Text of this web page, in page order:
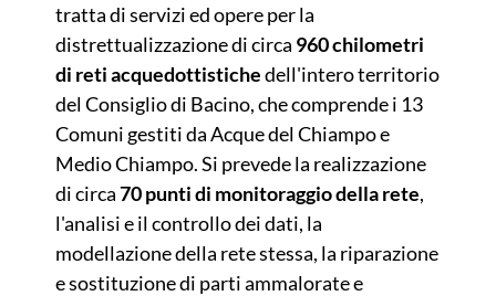
tratta di servizi ed opere per la
distrettualizzazione di circa 960 chilometri
di reti acquedottistichedell'intero territorio
del Consiglio di Bacino, che comprende i 13
Comuni gestiti da Acque del Chiampo e
Medio Chiampo. Si prevede la realizzazione
di circa70 punti di monitoraggio della rete,
l'analisi e il controllo dei dati, la
modellazione della rete stessa, la riparazione
e sostituzione di parti ammalorate e